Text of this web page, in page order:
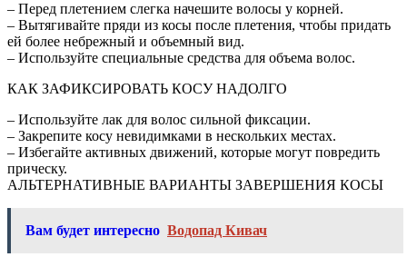
– Перед плетением слегка начешите волосы у корней.
– Вытягивайте пряди из косы после плетения, чтобы придать
ей более небрежный и объемный вид.
– Используйте специальные средства для объема волос.
КАК ЗАФИКСИРОВАТЬ КОСУ НАДОЛГО
– Используйте лак для волос сильной фиксации.
– Закрепите косу невидимками в нескольких местах.
– Избегайте активных движений, которые могут повредить
прическу.
АЛЬТЕРНАТИВНЫЕ ВАРИАНТЫ ЗАВЕРШЕНИЯ КОСЫ
Вам будет интересно Водопад Кивач